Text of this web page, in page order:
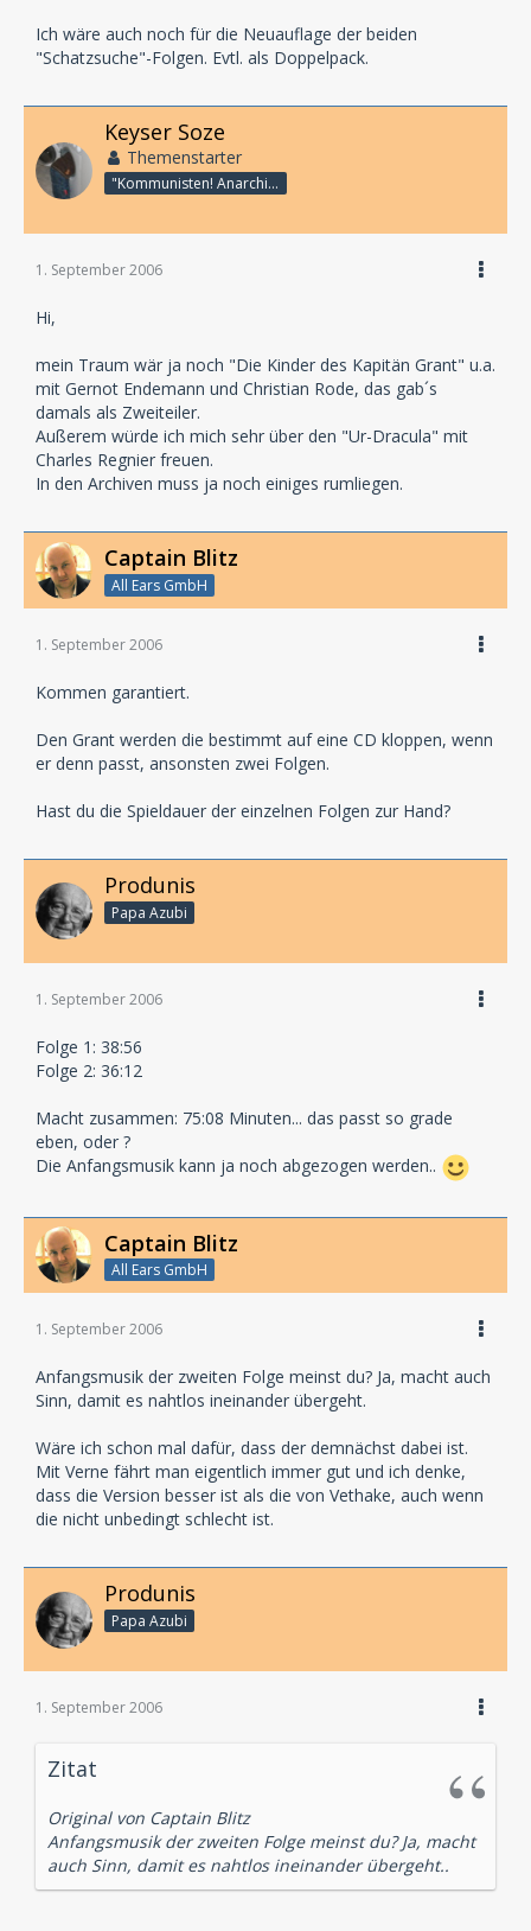
Ich wäre auch noch für die Neuauflage der beiden
"Schatzsuche"-Folgen. Evtl. als Doppelpack.
Keyser Soze
Themenstarter
"Kommunisten! Anarchisten!! Pack!!!"
1. September 2006
Hi,
mein Traum wär ja noch "Die Kinder des Kapitän Grant" u.a.
mit Gernot Endemann und Christian Rode, das gab´s
damals als Zweiteiler.
Außerem würde ich mich sehr über den "Ur-Dracula" mit
Charles Regnier freuen.
In den Archiven muss ja noch einiges rumliegen.
Captain Blitz
All Ears GmbH
1. September 2006
Kommen garantiert.
Den Grant werden die bestimmt auf eine CD kloppen, wenn
er denn passt, ansonsten zwei Folgen.
Hast du die Spieldauer der einzelnen Folgen zur Hand?
Produnis
Papa Azubi
1. September 2006
Folge 1: 38:56
Folge 2: 36:12
Macht zusammen: 75:08 Minuten... das passt so grade
eben, oder ?
Die Anfangsmusik kann ja noch abgezogen werden..
Captain Blitz
All Ears GmbH
1. September 2006
Anfangsmusik der zweiten Folge meinst du? Ja, macht auch
Sinn, damit es nahtlos ineinander übergeht.
Wäre ich schon mal dafür, dass der demnächst dabei ist.
Mit Verne fährt man eigentlich immer gut und ich denke,
dass die Version besser ist als die von Vethake, auch wenn
die nicht unbedingt schlecht ist.
Produnis
Papa Azubi
1. September 2006
Zitat
Original von Captain Blitz
Anfangsmusik der zweiten Folge meinst du? Ja, macht
auch Sinn, damit es nahtlos ineinander übergeht..